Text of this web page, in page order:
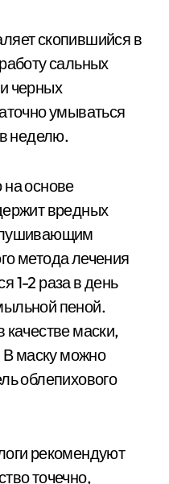
скопившийся в
сальных
черных
умываться
неделю.
основе
вредных
метода лечения
1-2 раза в день
пеной.
маски,
В маску можно
облепихового
рекомендуют
точечно,